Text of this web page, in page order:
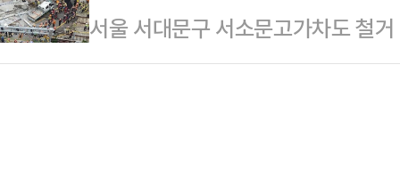
코레일 관계자는 “사고 수습 상황
차 이용 전 반드시 모바일 앱 ‘코레
서울 서대문구 서소문고가차도 철
1명이 사망하고 4명이 부상을 입은